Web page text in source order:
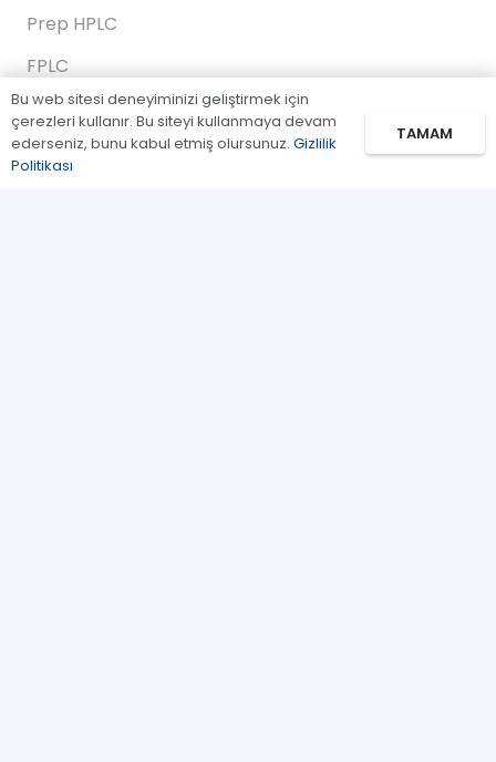
Prep HPLC
FPLC
Gaz Kromatografi
Standartlar/Reaktifler
Bu web sitesi deneyiminizi geliştirmek için
çerezleri kullanır. Bu siteyi kullanmaya devam
ederseniz, bunu kabul etmiş olursunuz. Gizlilik
Politikası
TAMAM